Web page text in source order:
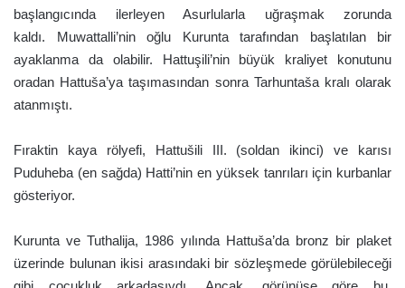
başlangıcında ilerleyen Asurlularla uğraşmak zorunda
kaldı. Muwattalli’nin oğlu Kurunta tarafından başlatılan bir
ayaklanma da olabilir. Hattuşili’nin büyük kraliyet konutunu
oradan Hattuša’ya taşımasından sonra Tarhuntaša kralı olarak
atanmıştı.
Fıraktin kaya rölyefi, Hattušili III. (soldan ikinci) ve karısı
Puduheba (en sağda) Hatti’nin en yüksek tanrıları için kurbanlar
gösteriyor.
Kurunta ve Tuthalija, 1986 yılında Hattuša’da bronz bir plaket
üzerinde bulunan ikisi arasındaki bir sözleşmede görülebileceği